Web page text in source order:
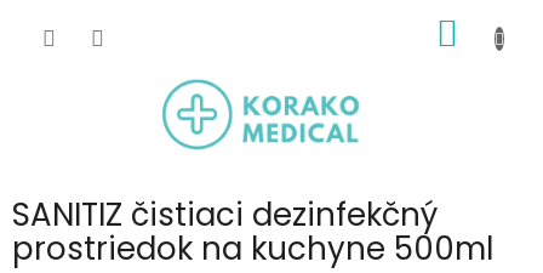
KOŠÍK
SANITIZ čistiaci dezinfekčný
prostriedok na kuchyne 500ml